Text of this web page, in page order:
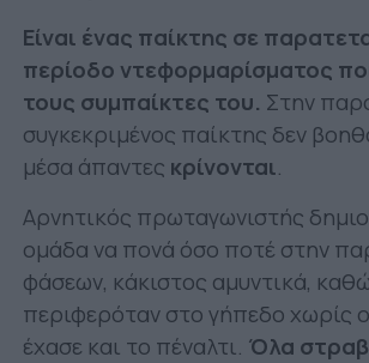
Είναι ένας παίκτης σε
περίοδο ντεφορμαρίσματος
τους συμπαίκτες του. Στην
συγκεκριμένος παίκτης δεν
μέσα άπαντες κρίνονται.
Αρνητικός πρωταγωνιστής
ομάδα να πονά όσο ποτέ στην
φάσεων, κάκιστος αμυντικά,
περιφερόταν στο γήπεδο χωρίς
έχασε και το πέναλτι. Όλα